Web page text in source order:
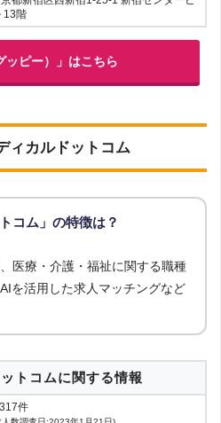
13階
ッピー）」はこちら
ィカルドットコム
コム」の特徴は？
医療・介護・福祉に関する職種
を活用した求人マッチングなど
トコムに関する情報
件